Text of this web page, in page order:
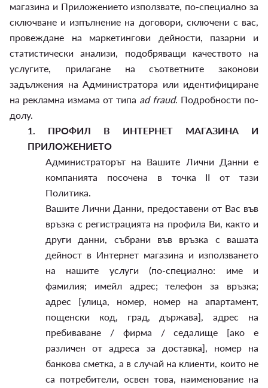
магазина и Приложението използвате, по-специално за
сключване и изпълнение на договори, сключени с вас,
провеждане на маркетингови дейности, пазарни и
статистически анализи, подобряващи качеството на
услугите, прилагане на съответните законови
задължения на Администратора или идентифициране
на рекламна измама от типа ad fraud. Подробности по-
долу.
1. ПРОФИЛ В ИНТЕРНЕТ МАГАЗИНА И
ПРИЛОЖЕНИЕТО
Администраторът на Вашите Лични Данни е
компанията посочена в точка II от тази
Политика.
Вашите Лични Данни, предоставени от Вас във
връзка с регистрацията на профила Ви, както и
други данни, събрани във връзка с вашата
дейност в Интернет магазина и използването
на нашите услуги (по-специално: име и
фамилия; имейл адрес; телефон за връзка;
адрес [улица, номер, номер на апартамент,
пощенски код, град, държава], адрес на
пребиваване / фирма / седалище [ако е
различен от адреса за доставка], номер на
банкова сметка, а в случай на клиенти, които не
са потребители, освен това, наименование на